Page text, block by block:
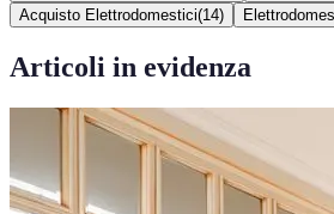
Acquisto Elettrodomestici(14)
Articoli in evidenza